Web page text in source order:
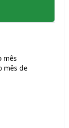
mês
mês de